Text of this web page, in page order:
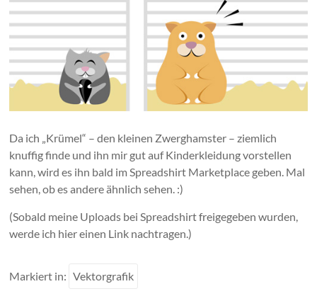
Da ich „Krümel“ – den kleinen Zwerghamster – ziemlich
knuffig finde und ihn mir gut auf Kinderkleidung vorstellen
kann, wird es ihn bald im Spreadshirt Marketplace geben. Mal
sehen, ob es andere ähnlich sehen. :)
(Sobald meine Uploads bei Spreadshirt freigegeben wurden,
werde ich hier einen Link nachtragen.)
Markiert in: Vektorgrafik